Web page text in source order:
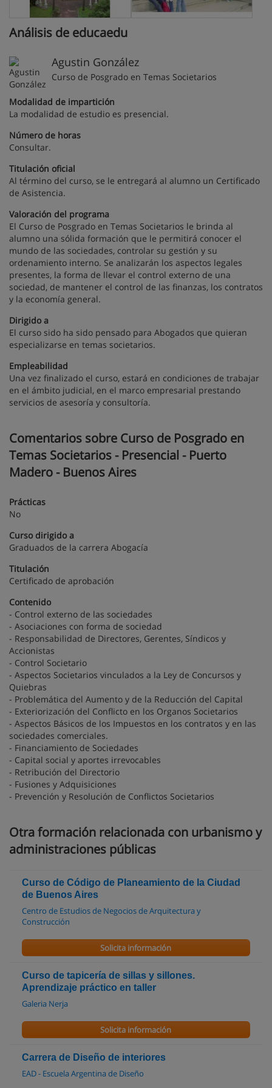
Análisis de educaedu
Agustin González
Curso de Posgrado en Temas Societarios
Modalidad de impartición
La modalidad de estudio es presencial.
Número de horas
Consultar.
Titulación oficial
Al término del curso, se le entregará al alumno un Certificado
de Asistencia.
Valoración del programa
El Curso de Posgrado en Temas Societarios le brinda al
alumno una sólida formación que le permitirá conocer el
mundo de las sociedades, controlar su gestión y su
ordenamiento interno. Se analizarán los aspectos legales
presentes, la forma de llevar el control externo de una
sociedad, de mantener el control de las finanzas, los contratos
y la economía general.
Dirigido a
El curso sido ha sido pensado para Abogados que quieran
especializarse en temas societarios.
Empleabilidad
Una vez finalizado el curso, estará en condiciones de trabajar
en el ámbito judicial, en el marco empresarial prestando
servicios de asesoría y consultoría.
Comentarios sobre Curso de Posgrado en
Temas Societarios - Presencial - Puerto
Madero - Buenos Aires
Prácticas
No
Curso dirigido a
Graduados de la carrera Abogacía
Titulación
Certificado de aprobación
Contenido
- Control externo de las sociedades
- Asociaciones con forma de sociedad
- Responsabilidad de Directores, Gerentes, Síndicos y
Accionistas
- Control Societario
- Aspectos Societarios vinculados a la Ley de Concursos y
Quiebras
- Problemática del Aumento y de la Reducción del Capital
- Exteriorización del Conflicto en los Organos Societarios
- Aspectos Básicos de los Impuestos en los contratos y en las
sociedades comerciales.
- Financiamiento de Sociedades
- Capital social y aportes irrevocables
- Retribución del Directorio
- Fusiones y Adquisiciones
- Prevención y Resolución de Conflictos Societarios
Otra formación relacionada con urbanismo y
administraciones públicas
Curso de Código de Planeamiento de la Ciudad
de Buenos Aires
Centro de Estudios de Negocios de Arquitectura y
Construcción
Solicita información
Curso de tapicería de sillas y sillones.
Aprendizaje práctico en taller
Galeria Nerja
Solicita información
Carrera de Diseño de interiores
EAD - Escuela Argentina de Diseño